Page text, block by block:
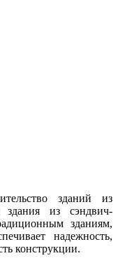
зданий из
здания из сэндвич-
зданиям,
надежность,
конструкции.